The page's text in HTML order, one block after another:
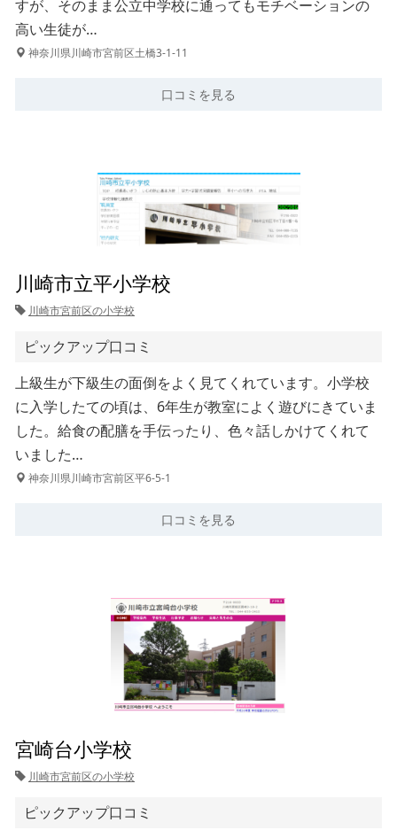
すが、そのまま公立中学校に通ってもモチベーションの
高い生徒が…
神奈川県川崎市宮前区土橋3-1-11
口コミを見る
川崎市立平小学校
川崎市宮前区の小学校
ピックアップ口コミ
上級生が下級生の面倒をよく見てくれています。小学校
に入学したての頃は、6年生が教室によく遊びにきていま
した。給食の配膳を手伝ったり、色々話しかけてくれて
いました…
神奈川県川崎市宮前区平6-5-1
口コミを見る
宮崎台小学校
川崎市宮前区の小学校
ピックアップ口コミ